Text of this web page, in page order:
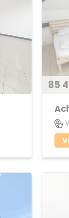
85